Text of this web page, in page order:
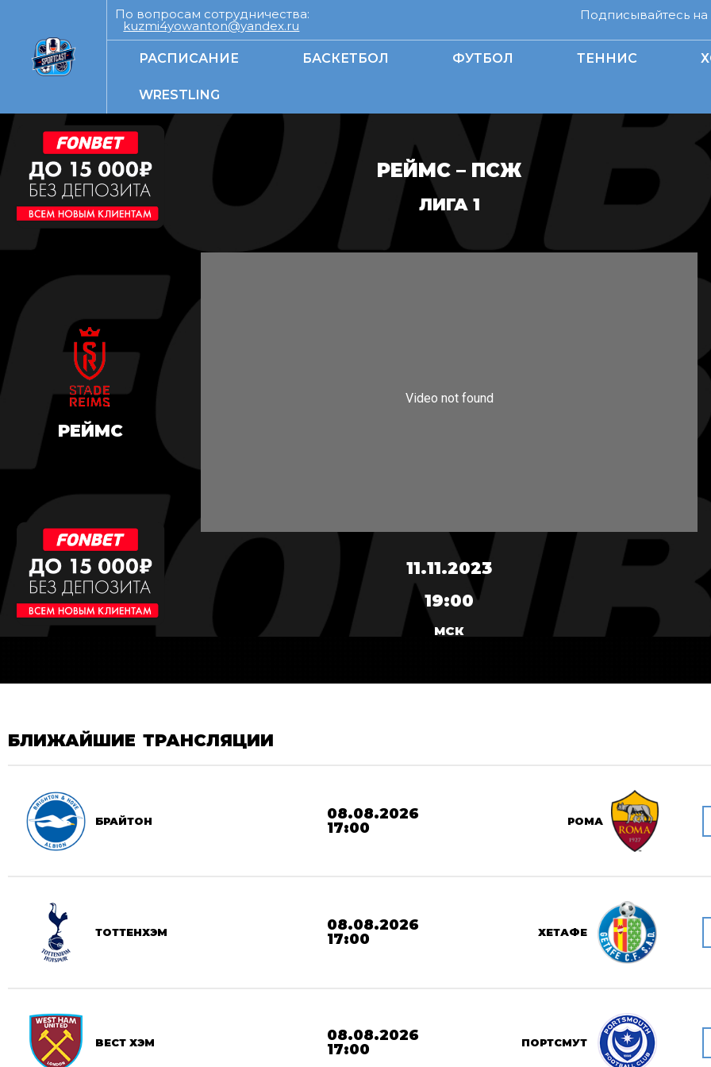
По вопросам сотрудничества:
kuzmi4yowanton@yandex.ru
Подписывайтесь на
РАСПИСАНИЕ БАСКЕТБОЛ ФУТБОЛ ТЕННИС
WRESTLING
РЕЙМС
РЕЙМС – ПСЖ
ЛИГА 1
11.11.2023
19:00
МСК
БЛИЖАЙШИЕ ТРАНСЛЯЦИИ
БРАЙТОН
08.08.2026
17:00
РОМА
ТОТТЕНХЭМ
08.08.2026
17:00
ХЕТАФЕ
ВЕСТ ХЭМ
08.08.2026
17:00
ПОРТСМУТ